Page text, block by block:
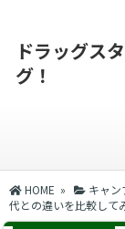
ドラッグス
グ！
HOME » キャン
代との違いを比較して